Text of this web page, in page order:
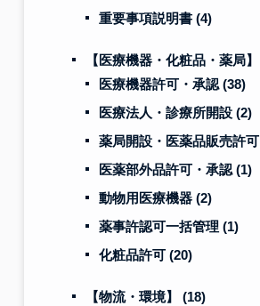
重要事項説明書 (4)
【医療機器・化粧品・薬局】
医療機器許可・承認 (38)
医療法人・診療所開設 (2)
薬局開設・医薬品販売許可
医薬部外品許可・承認 (1)
動物用医療機器 (2)
薬事許認可一括管理 (1)
化粧品許可 (20)
【物流・環境】 (18)